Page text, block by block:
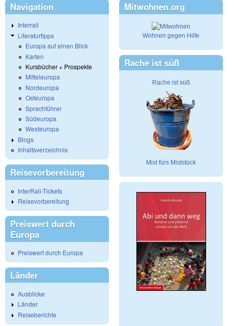
Navigation
Interrail
Literaturtipps
Europa auf einen Blick
Karten
Kursbücher + Prospekte
Mitteleuropa
Nordeuropa
Osteuropa
Sprachführer
Südeuropa
Westeuropa
Blogs
Inhaltsverzeichnis
Reisevorbereitung
InterRail-Tickets
Reisevorbereitung
Preiswert durch
Europa
Preiswert durch Europa
Länder
Ausblicke
Länder
Reiseberichte
Mitwohnen.org
Wohnen gegen Hilfe
Rache ist süß
Rache ist süß
Mist fürs Miststück